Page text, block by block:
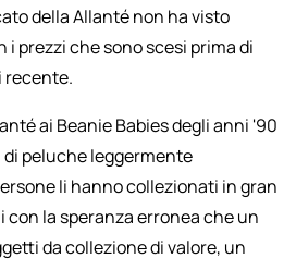
della Allanté non ha visto
prezzi che sono scesi prima di
recente.
ai Beanie Babies degli anni '90
peluche leggermente
li hanno collezionati in gran
la speranza erronea che un
da collezione di valore, un